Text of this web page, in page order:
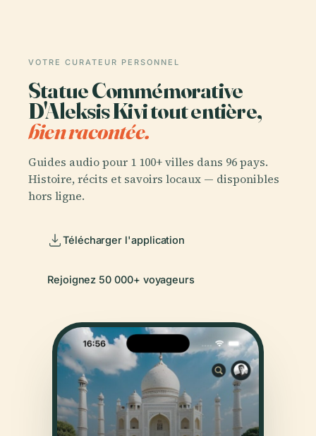
VOTRE CURATEUR PERSONNEL
Statue Commémorative
D'Aleksis Kivi tout entière,
bien racontée.
Guides audio pour 1 100+ villes dans 96 pays.
Histoire, récits et savoirs locaux — disponibles
hors ligne.
Télécharger l'application
Rejoignez 50 000+ voyageurs